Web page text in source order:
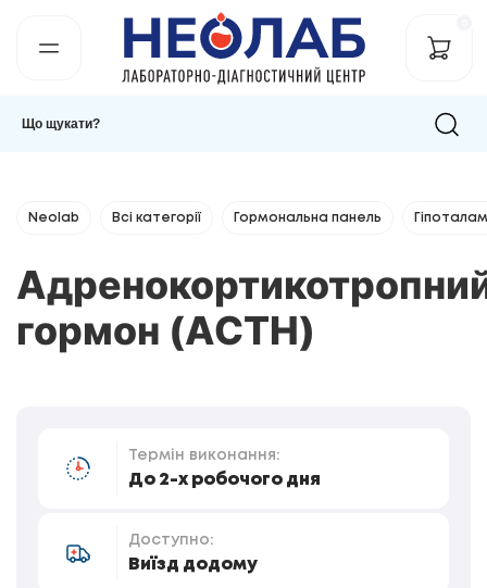
Neolab Всі категорії Гормональна панель
гормон (ACTH)
Термін виконання:
До 2-х робочого дня
Доступно:
Виїзд додому